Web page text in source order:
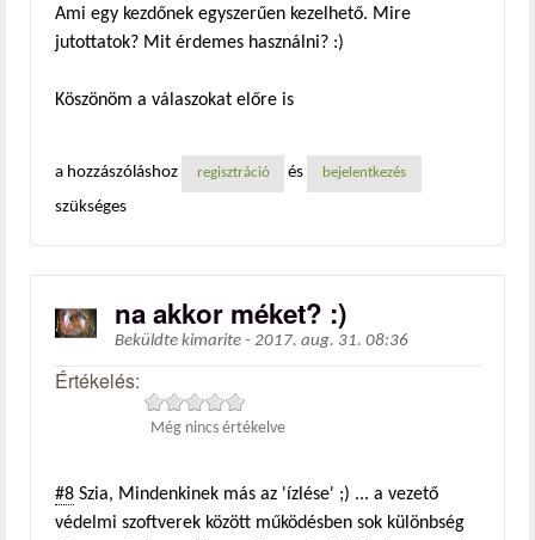
Ami egy kezdőnek egyszerűen kezelhető. Mire
jutottatok? Mit érdemes használni? :)
Köszönöm a válaszokat előre is
a hozzászóláshoz regisztráció és bejelentkezés
szükséges
na akkor méket? :)
Beküldte kimarite - 2017. aug. 31. 08:36
Értékelés:
Még nincs értékelve
#8 Szia, Mindenkinek más az 'ízlése' ;) ... a vezető
védelmi szoftverek között működésben sok különbség